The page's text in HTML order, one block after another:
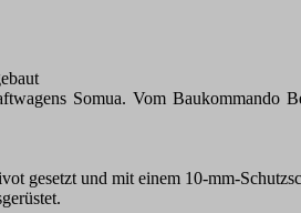
Somua. Vom Baukommando
gesetzt und mit einem 10-mm-